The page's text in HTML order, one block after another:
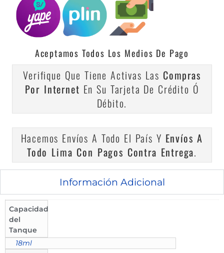
Aceptamos Todos Los Medios De Pago
Verifique Que Tiene Activas Las Compras
Por Internet En Su Tarjeta De Crédito Ó
Débito.
Hacemos Envíos A Todo El País Y Envíos A
Todo Lima Con Pagos Contra Entrega.
Información Adicional
Capacidad
del
Tanque
18ml